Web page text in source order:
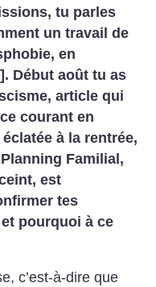
tu parles
un travail de
en
]. Début août tu as
article qui
courant en
à la rentrée,
Familial,
est
tes
pourquoi à ce
c’est-à-dire que